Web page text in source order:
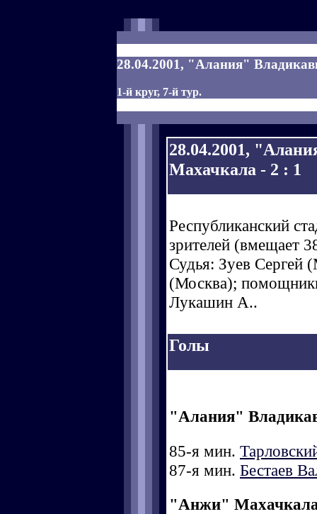
28.04.2001, "Алания"
1-й круг, 7-й тур.
28.04.2001,
Махачкала - 2 : 1
Республиканский
зрителей (вмещает
Судья: Зуев Сергей
(Москва);
Лукашин A..
Голы
"Алания"
85-я мин.
87-я мин. Бестаев
"Анжи"